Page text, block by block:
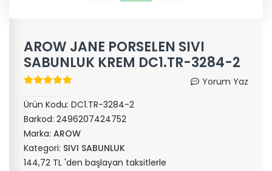
AROW JANE PORSELEN SIVI
SABUNLUK KREM DC1.TR-3284-2
Yorum Yaz
Ürün Kodu: DC1.TR-3284-2
Barkod: 2496207424752
Marka: AROW
Kategori: SIVI SABUNLUK
144,72 TL 'den başlayan taksitlerle